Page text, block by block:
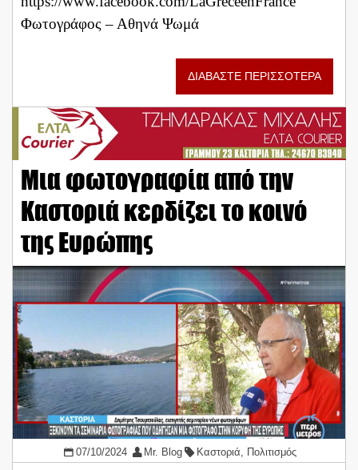
Φωτογράφος – Αθηνά Ψωμά
ΔΙΑΒΑΣΤΕ ΠΕΡΙΣΣΟΤΕΡΑ
Μια φωτογραφία από την
Καστοριά κερδίζει το κοινό
της Ευρώπης
07/10/2024 Mr. Blog Καστοριά, Πολιτισμός